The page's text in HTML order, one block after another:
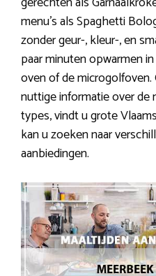
menu’s als Spaghetti
zonder geur-, kleur-, en
paar minuten opwarmen
oven of de
nuttige informatie over
types, vindt u grote
kan u zoeken naar
aanbiedingen.